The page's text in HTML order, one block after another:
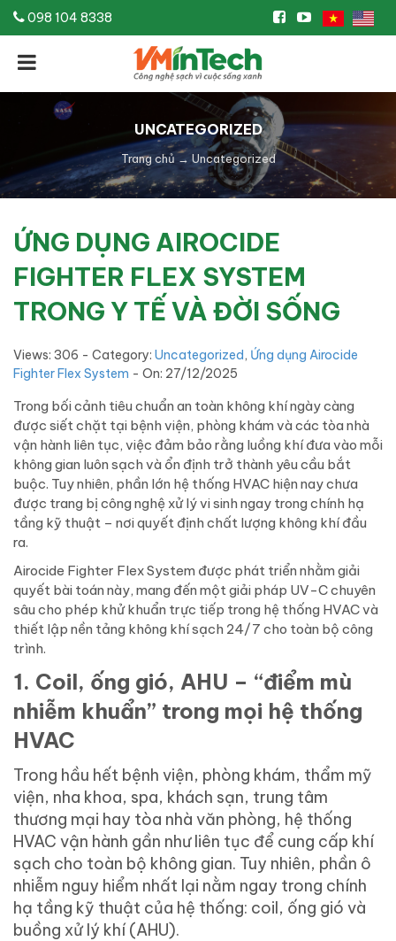
098 104 8338
UNCATEGORIZED
Trang chủ → Uncategorized
ỨNG DỤNG AIROCIDE
FIGHTER FLEX SYSTEM
TRONG Y TẾ VÀ ĐỜI SỐNG
Views: 306 - Category: Uncategorized, Ứng dụng Airocide
Fighter Flex System - On: 27/12/2025
Trong bối cảnh tiêu chuẩn an toàn không khí ngày càng
được siết chặt tại bệnh viện, phòng khám và các tòa nhà
vận hành liên tục, việc đảm bảo rằng luồng khí đưa vào mỗi
không gian luôn sạch và ổn định trở thành yêu cầu bắt
buộc. Tuy nhiên, phần lớn hệ thống HVAC hiện nay chưa
được trang bị công nghệ xử lý vi sinh ngay trong chính hạ
tầng kỹ thuật – nơi quyết định chất lượng không khí đầu
ra.
Airocide Fighter Flex System được phát triển nhằm giải
quyết bài toán này, mang đến một giải pháp UV-C chuyên
sâu cho phép khử khuẩn trực tiếp trong hệ thống HVAC và
thiết lập nền tảng không khí sạch 24/7 cho toàn bộ công
trình.
1. Coil, ống gió, AHU – “điểm mù
nhiễm khuẩn” trong mọi hệ thống
HVAC
Trong hầu hết bệnh viện, phòng khám, thẩm mỹ
viện, nha khoa, spa, khách sạn, trung tâm
thương mại hay tòa nhà văn phòng, hệ thống
HVAC vận hành gần như liên tục để cung cấp khí
sạch cho toàn bộ không gian. Tuy nhiên, phần ô
nhiễm nguy hiểm nhất lại nằm ngay trong chính
hạ tầng kỹ thuật của hệ thống: coil, ống gió và
buồng xử lý khí (AHU).